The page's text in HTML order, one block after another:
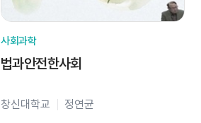
사회과학
법과안전한사회
창신대학교 정연균